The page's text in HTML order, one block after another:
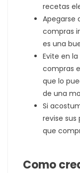
recetas
Apegarse
compras
es una
Evite en
compras
que lo
de una
Si
revise
que
Como